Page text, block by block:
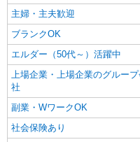
主婦・主夫歓迎
ブランクOK
エルダー（50代～）活躍中
上場企業・上場企業のグルー
社
副業・WワークOK
社会保険あり